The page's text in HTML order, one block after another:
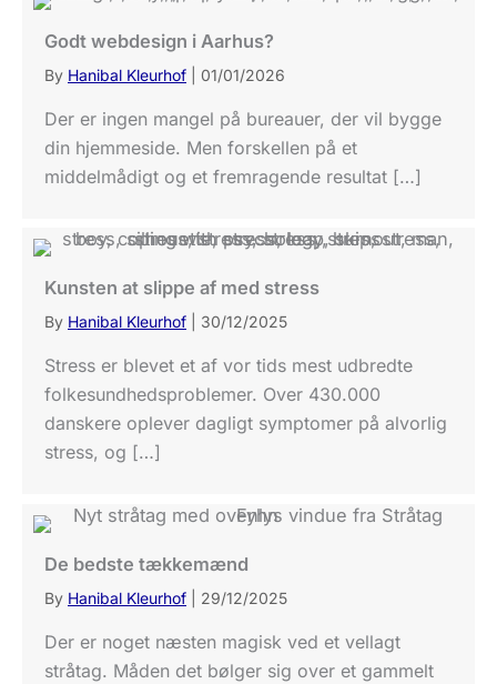
Godt webdesign i Aarhus?
By Hanibal Kleurhof 01/01/2026
Der er ingen mangel på bureauer, der vil bygge
din hjemmeside. Men forskellen på et
middelmådigt og et fremragende resultat […]
Kunsten at slippe af med stress
By Hanibal Kleurhof 30/12/2025
Stress er blevet et af vor tids mest udbredte
folkesundhedsproblemer. Over 430.000
danskere oplever dagligt symptomer på alvorlig
stress, og […]
De bedste tækkemænd
By Hanibal Kleurhof 29/12/2025
Der er noget næsten magisk ved et vellagt
stråtag. Måden det bølger sig over et gammelt